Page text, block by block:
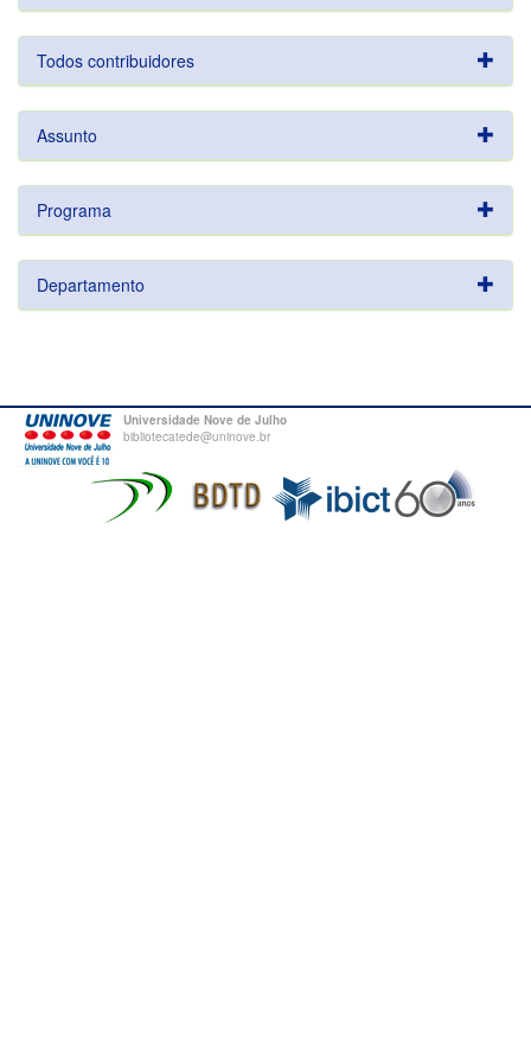
Todos contribuidores
Assunto
Programa
Departamento
Universidade Nove de Julho
bibliotecatede@uninove.br